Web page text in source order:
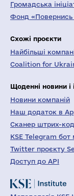
Громадська
Фонд
Схожі проєкти
Найбільші
Coalition for
Щоденні новини і
Новини компаній
Наш додаток в
Сканер штрих-
KSE Telegram бот
Twitter проєкту
Доступ до API